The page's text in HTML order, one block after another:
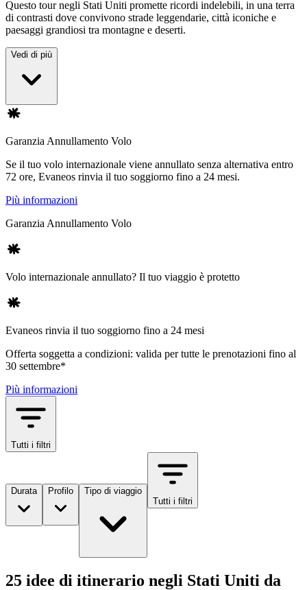
Questo tour negli Stati Uniti promette ricordi indelebili, in una terra
di contrasti dove convivono strade leggendarie, città iconiche e
paesaggi grandiosi tra montagne e deserti.
Vedi di più
Garanzia Annullamento Volo
Se il tuo volo internazionale viene annullato senza alternativa entro
72 ore, Evaneos rinvia il tuo soggiorno fino a 24 mesi.
Più informazioni
Garanzia Annullamento Volo
Volo internazionale annullato? Il tuo viaggio è protetto
Evaneos rinvia il tuo soggiorno fino a 24 mesi
Offerta soggetta a condizioni: valida per tutte le prenotazioni fino al
30 settembre*
Più informazioni
Tutti i filtri
Durata Profilo
Tipo di viaggio
Tutti i filtri
25 idee di itinerario negli Stati Uniti da